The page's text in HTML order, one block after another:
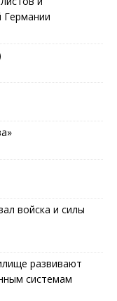
Германии
войска и силы
развивают
системам